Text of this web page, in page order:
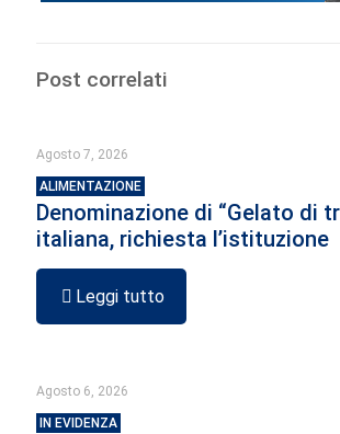
Post correlati
Agosto 7, 2026
ALIMENTAZIONE
Denominazione di “Gelato di
italiana, richiesta l’istituzione
Leggi tutto
Agosto 6, 2026
IN EVIDENZA